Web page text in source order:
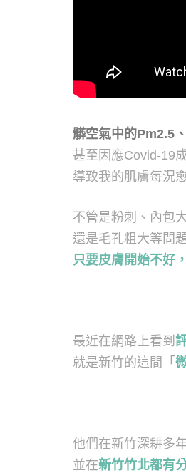
髒空氣中的Pm2.5
甚至因應Covid-19
導致我的肌膚每況
不管是粉刺、內包
還是毛孔粗大等問
只要皮膚開始不好
最近在網路上看到
就是新竹的這間「
他們在新竹深耕多
並在新竹竹北都有